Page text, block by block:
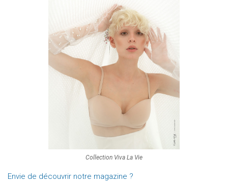
Collection Viva La Vie
Envie de découvrir notre magazine ?